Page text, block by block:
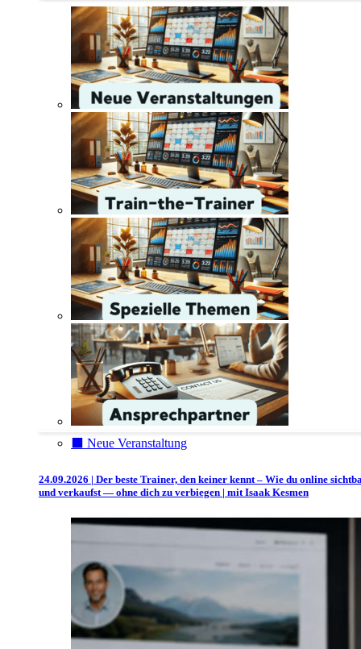
⬛️ Neue Veranstaltung
24.09.2026 | Der beste Trainer, den keiner kennt – Wie du online
und verkaufst — ohne dich zu verbiegen | mit Isaak Kesmen